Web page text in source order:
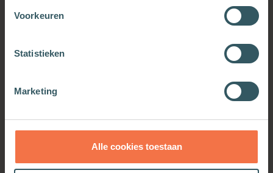
Voorkeuren
Statistieken
Marketing
Alle cookies toestaan
sekarang dan apa signifikansi periode itu di masa